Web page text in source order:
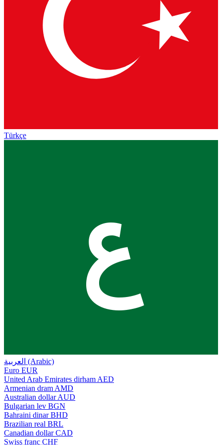
Türkçe
ع
العربية (Arabic)
Euro EUR
United Arab Emirates dirham AED
Armenian dram AMD
Australian dollar AUD
Bulgarian lev BGN
Bahraini dinar BHD
Brazilian real BRL
Canadian dollar CAD
Swiss franc CHF